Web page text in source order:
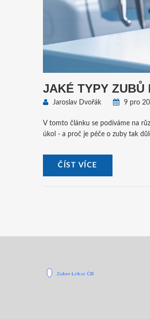
JAKÉ TYPY ZUBŮ
Jaroslav Dvořák 9 pro
V tomto článku se podíváme na
úkol - a proč je péče o zuby tak
ČÍST VÍCE